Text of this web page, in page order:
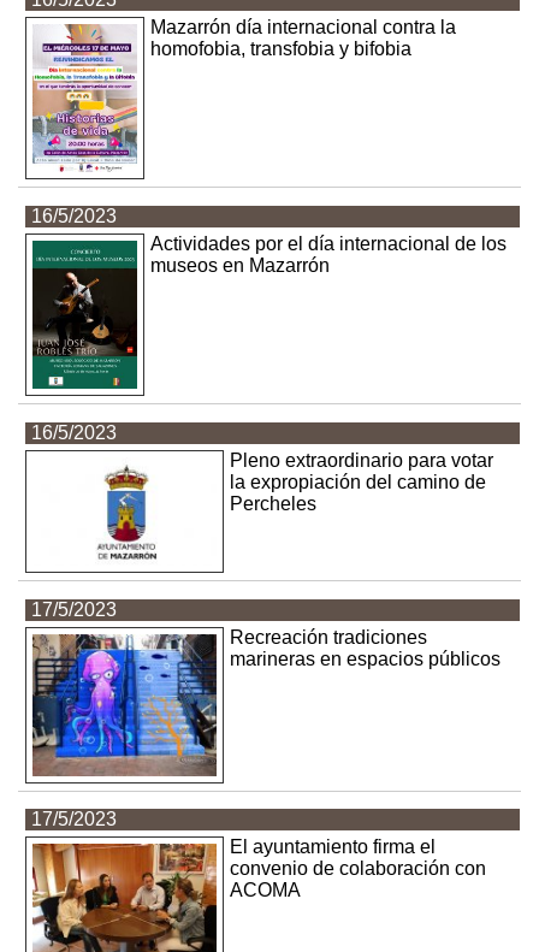
Mazarrón día internacional contra la
homofobia, transfobia y bifobia
16/5/2023
Actividades por el día internacional de los
museos en Mazarrón
16/5/2023
Pleno extraordinario para votar
la expropiación del camino de
Percheles
17/5/2023
Recreación tradiciones
marineras en espacios públicos
17/5/2023
El ayuntamiento firma el
convenio de colaboración con
ACOMA